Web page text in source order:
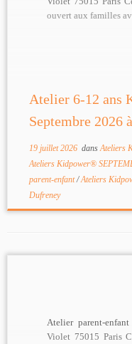
ouvert aux familles
Atelier 6-12 ans
Septembre 2026
19 juillet 2026dansAteliers
Ateliers Kidpower®
parent-enfant/Ateliers
Dufreney
Atelier parent-
Violet 75015 Paris